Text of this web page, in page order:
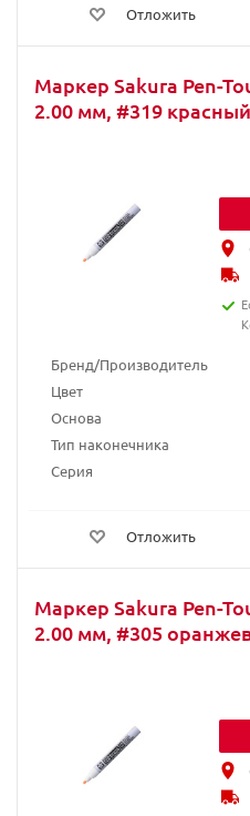
Отложить
Маркер Sakura Pen-
2.00 мм, #319
Бренд/Производитель
Цвет
Основа
Тип наконечника
Серия
Отложить
Маркер Sakura Pen-
2.00 мм, #305